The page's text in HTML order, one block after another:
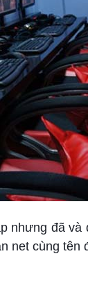
nhưng đã
net cùng